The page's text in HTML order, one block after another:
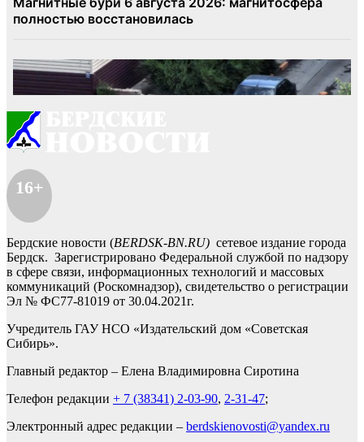
16+
Бердские новости (BERDSK-BN.RU) сетевое издание города
Бердск. Зарегистрировано Федеральной службой по надзору
в сфере связи, информационных технологий и массовых
коммуникаций (Роскомнадзор), свидетельство о регистрации
Эл № ФС77-81019 от 30.04.2021г.
Учредитель ГАУ НСО «Издательский дом «Советская
Сибирь».
Главный редактор – Елена Владимировна Сиротина
Телефон редакции + 7 (38341) 2-03-90, 2-31-47;
Электронный адрес редакции – berdskienovosti@yandex.ru